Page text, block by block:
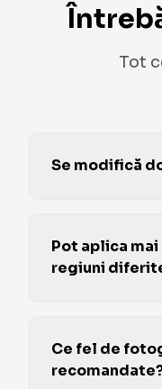
Tot
Se modifică
Pot aplica
regiuni
Ce fel de